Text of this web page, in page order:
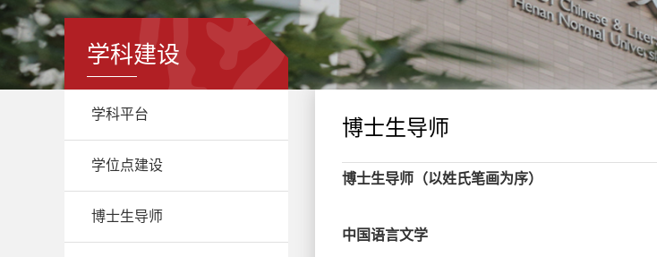
学科建设
学科平台
学位点建设
博士生导师
博士生导师
博士生导师（以姓氏笔画为序）
中国语言文学